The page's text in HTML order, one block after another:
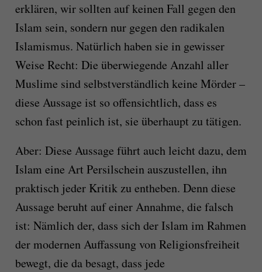
erklären, wir sollten auf keinen Fall gegen den
Islam sein, sondern nur gegen den radikalen
Islamismus. Natürlich haben sie in gewisser
Weise Recht: Die überwiegende Anzahl aller
Muslime sind selbstverständlich keine Mörder –
diese Aussage ist so offensichtlich, dass es
schon fast peinlich ist, sie überhaupt zu tätigen.
Aber: Diese Aussage führt auch leicht dazu, dem
Islam eine Art Persilschein auszustellen, ihn
praktisch jeder Kritik zu entheben. Denn diese
Aussage beruht auf einer Annahme, die falsch
ist: Nämlich der, dass sich der Islam im Rahmen
der modernen Auffassung von Religionsfreiheit
bewegt, die da besagt, dass jede